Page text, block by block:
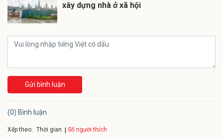
xây dựng nhà ở xã hội
Gửi bình luận
(0) Bình luận
Xếp theo: Thời gian Số người thích